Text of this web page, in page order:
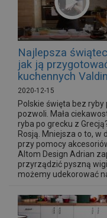
Najlepsza
jak ją
kuchennych
2020-12-15
Polskie święta bez
pozwoli. Mała
ryba po grecku z
Rosją. Mniejsza o to,
przy pomocy
Altom Design Adrian
przyrządzić pyszną
możemy udekorować